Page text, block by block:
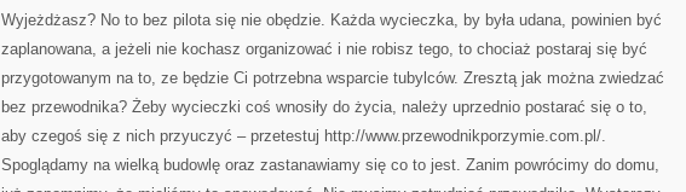
TURYSTYKĘ
NAJOGROMNIEJSZE
Wyjeżdżasz? No to bez pilota się nie obędzie. Każda wycieczka, by była udana, powinien być
zaplanowana, a jeżeli nie kochasz organizować i nie robisz tego, to chociaż postaraj się być
przygotowanym na to, ze będzie Ci potrzebna wsparcie tubylców. Zresztą jak można zwiedzać
bez przewodnika? Żeby wycieczki coś wnosiły do życia, należy uprzednio postarać się o to,
aby czegoś się z nich przyuczyć – przetestuj http://www.przewodnikporzymie.com.pl/.
Spoglądamy na wielką budowlę oraz zastanawiamy się co to jest. Zanim powrócimy do domu,